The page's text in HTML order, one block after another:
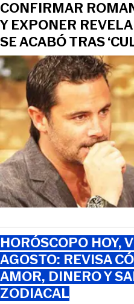
CONFIRMAR
Y EXPONER
SE ACABÓ TRAS
HORÓSCOPO HOY,
AGOSTO: REVISA
AMOR, DINERO Y
ZODIACAL